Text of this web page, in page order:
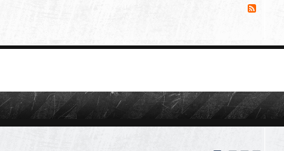
交
刀
交
易
源
戶
外
裝